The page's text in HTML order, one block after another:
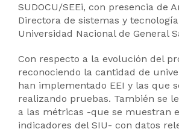
SUDOCU/SEEi, con presencia de
Directora de sistemas y
Universidad Nacional de General
Con respecto a la evolución del
reconociendo la cantidad de
han implementado EEI y las que
realizando pruebas. También se
a las métricas -que se muestran
indicadores del SIU- con datos